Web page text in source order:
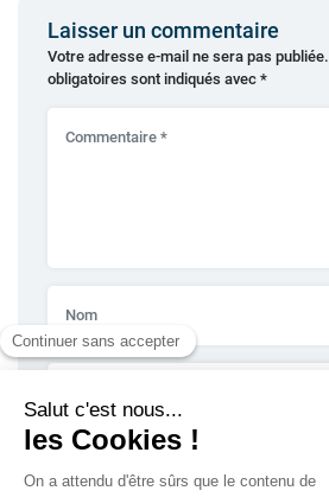
Laisser un commentaire
Votre adresse e-mail ne sera pas publiée.
obligatoires sont indiqués avec *